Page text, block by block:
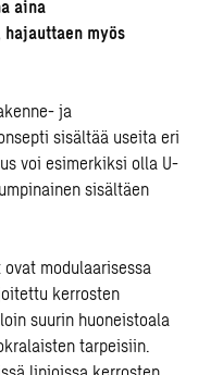
aina
myös
ja
sisältää useita eri
voi esimerkiksi olla U-
sisältäen
modulaarisessa
kerrosten
suurin huoneistoala
tarpeisiin.